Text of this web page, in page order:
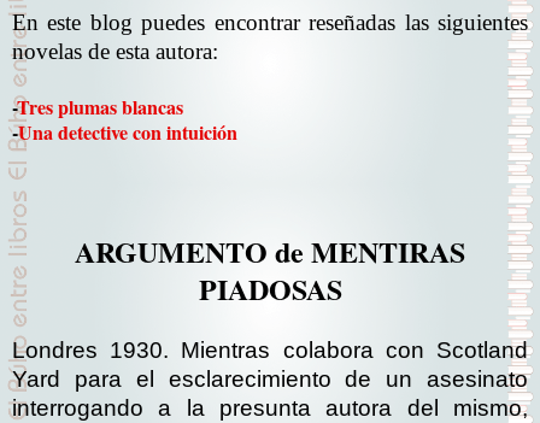
En este blog puedes encontrar reseñadas las siguientes
novelas de esta autora:
-Tres plumas blancas
-Una detective con intuición
ARGUMENTO de MENTIRAS
PIADOSAS
Londres 1930. Mientras colabora con Scotland
Yard para el esclarecimiento de un asesinato
interrogando a la presunta autora del mismo,